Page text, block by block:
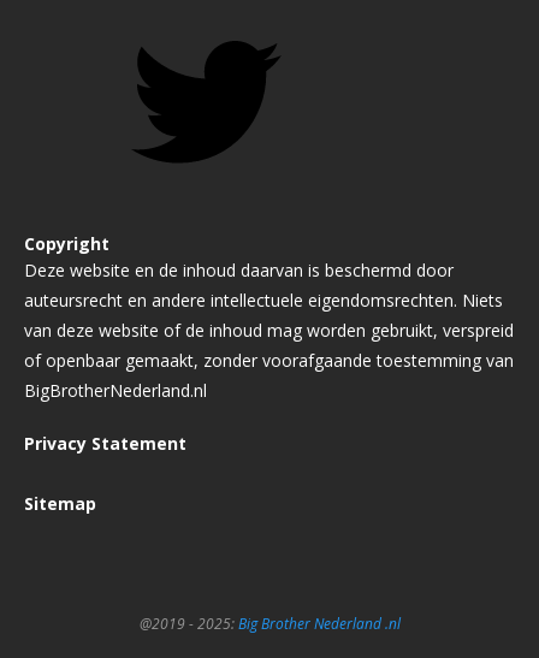
Copyright
Deze website en de inhoud daarvan is beschermd door
auteursrecht en andere intellectuele eigendomsrechten. Niets
van deze website of de inhoud mag worden gebruikt, verspreid
of openbaar gemaakt, zonder voorafgaande toestemming van
BigBrotherNederland.nl
Privacy Statement
Sitemap
@2019 - 2025:Big Brother Nederland .nl